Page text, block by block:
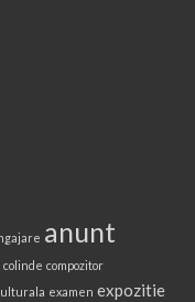
anunt
colinde compozitor
examen expozitie